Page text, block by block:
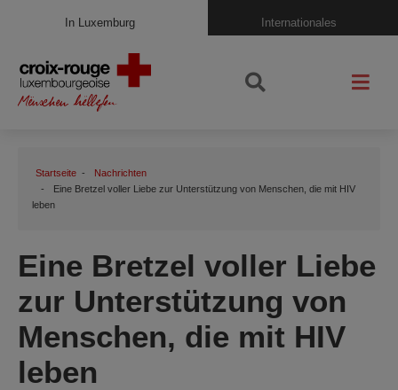
In Luxemburg Internationales
Startseite
Nachrichten
Eine Bretzel voller Liebe zur Unterstützung von Menschen, die mit HIV
leben
Eine Bretzel voller Liebe
zur Unterstützung von
Menschen, die mit HIV
leben